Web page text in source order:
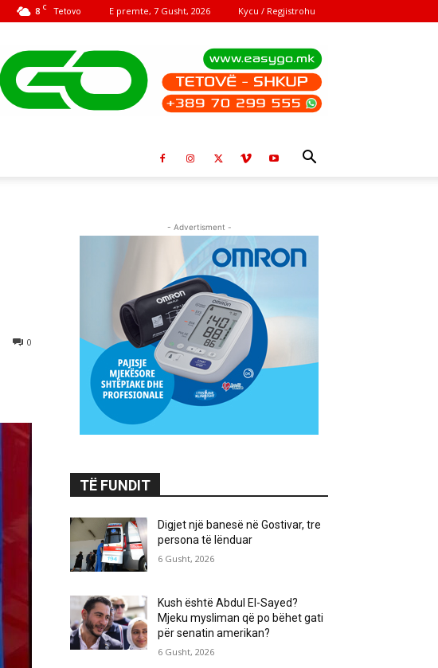
8 C Tetovo E premte, 7 Gusht, 2026 Kycu / Regjistrohu
0
- Advertisment -
TË FUNDIT
Digjet një banesë në Gostivar, tre
persona të lënduar
6 Gusht, 2026
Kush është Abdul El-Sayed?
Mjeku mysliman që po bëhet gati
për senatin amerikan?
6 Gusht, 2026